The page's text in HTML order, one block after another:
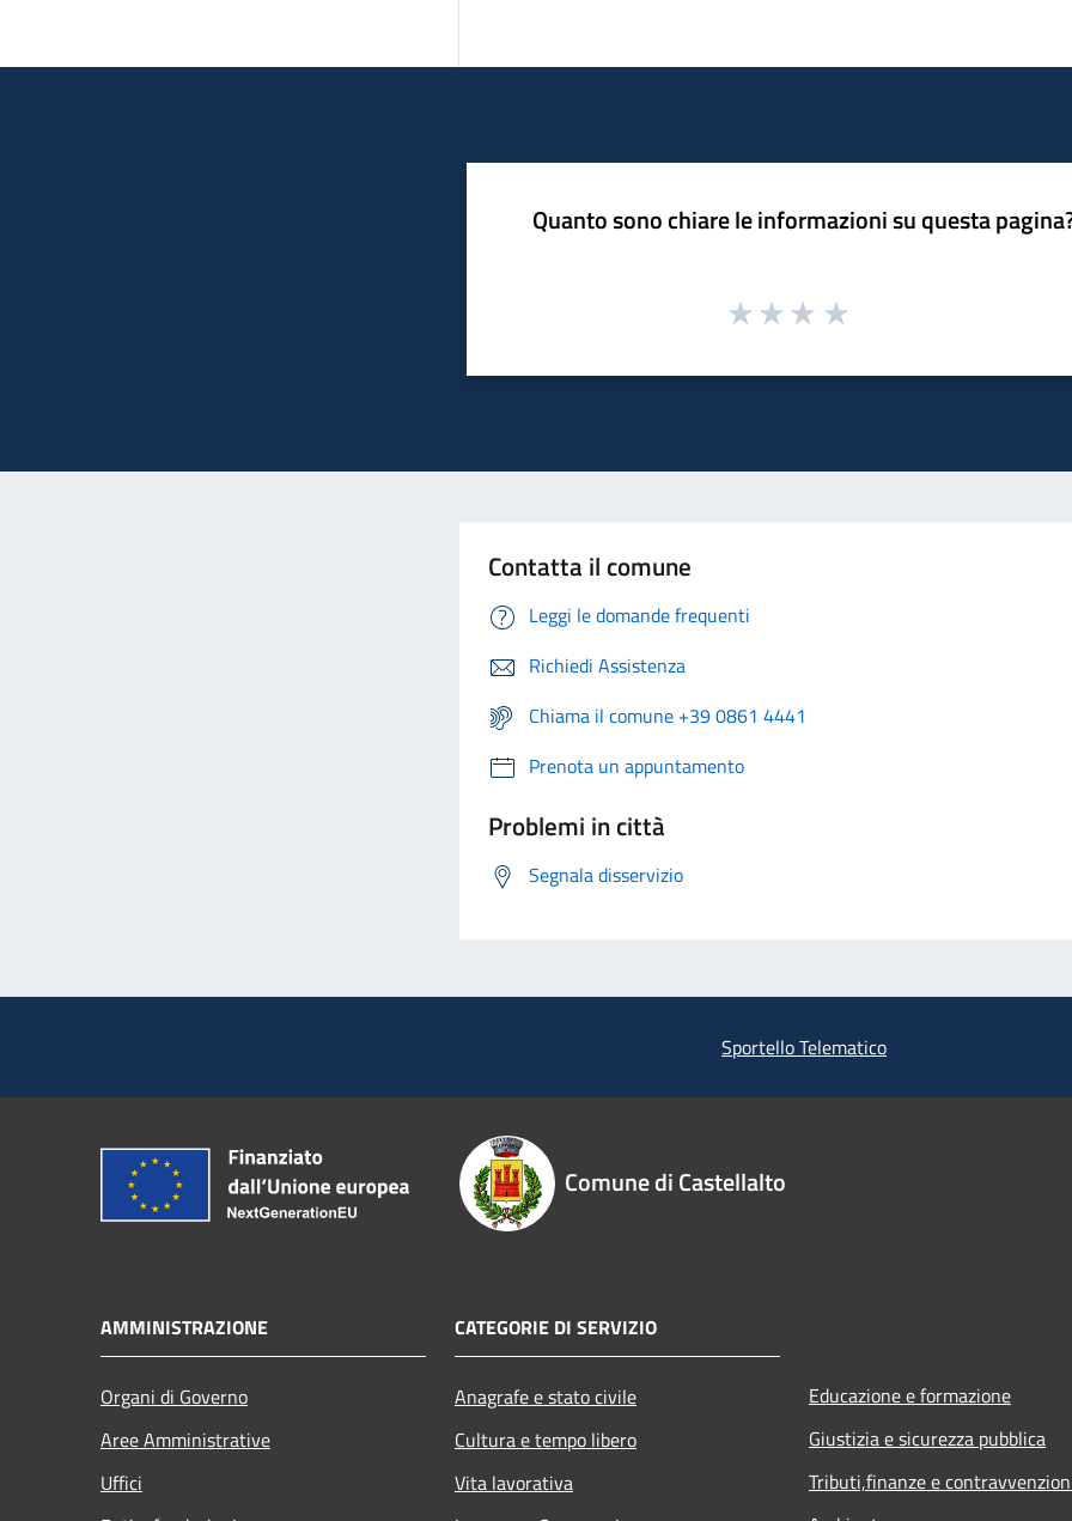
Quanto sono chiare le informazioni su questa
Contatta il comune
Leggi le domande frequenti
Richiedi Assistenza
Chiama il comune +39 0861 4441
Prenota un appuntamento
Problemi in città
Segnala disservizio
Sportello Telematico
Comune di Castellalto
AMMINISTRAZIONE
Organi di Governo
Aree Amministrative
Uffici
CATEGORIE DI SERVIZIO
Anagrafe e stato civile
Cultura e tempo libero
Vita lavorativa
Educazione e formazione
Giustizia e sicurezza pubblica
Tributi,finanze e